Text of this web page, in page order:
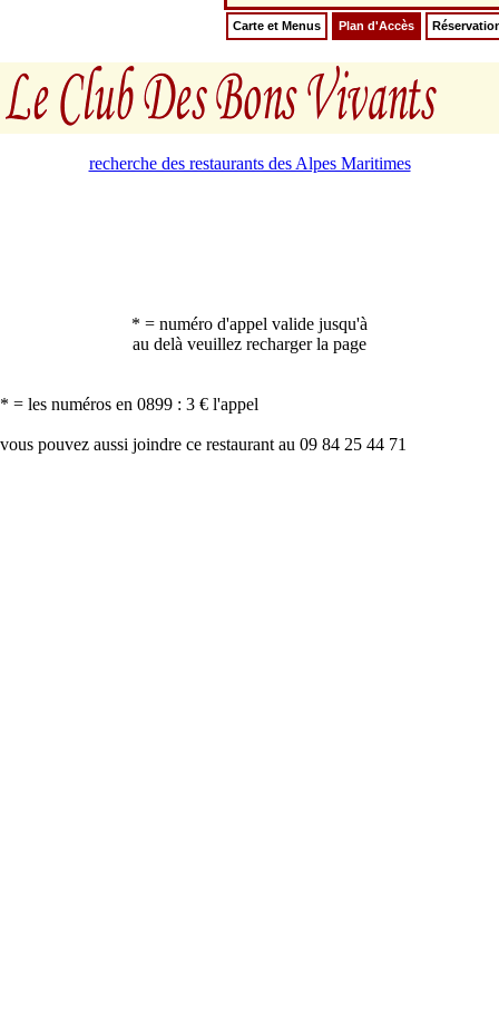
Carte et Menus Plan d'Accès
recherche des restaurants des Alpes Maritimes
* = numéro d'appel valide jusqu'à
au delà veuillez recharger la page
* = les numéros en 0899 : 3 € l'appel
vous pouvez aussi joindre ce restaurant au 09 84 25 44 71